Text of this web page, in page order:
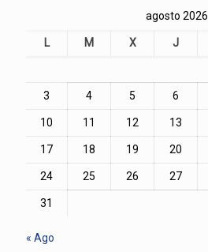
agosto 2026
L M X J
3 4 5 6
10 11 12 13
17 18 19 20
24 25 26 27
31
« Ago